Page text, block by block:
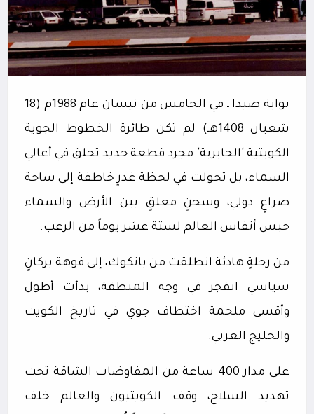
بوابة صيدا ـ في الخامس من نيسان عام 1988م (18
شعبان 1408هـ) لم تكن طائرة الخطوط الجوية
الكويتية 'الجابرية' مجرد قطعة حديد تحلق في أعالي
السماء، بل تحولت في لحظة غدرٍ خاطفة إلى ساحة
صراعٍ دولي، وسجنٍ معلقٍ بين الأرض والسماء
حبس أنفاس العالم لستة عشر يوماً من الرعب.
من رحلةٍ هادئة انطلقت من بانكوك، إلى فوهة بركانٍ
سياسي انفجر في وجه المنطقة، بدأت أطول
وأقسى ملحمة اختطاف جوي في تاريخ الكويت
والخليج العربي.
على مدار 400 ساعة من المفاوضات الشاقة تحت
تهديد السلاح، وقف الكويتيون والعالم خلف